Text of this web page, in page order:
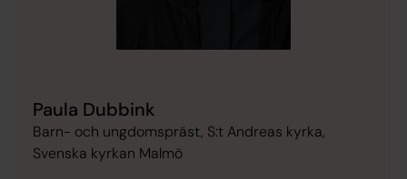
Paula Dubbink
Barn- och ungdomspräst, S:t Andreas kyrka,
Svenska kyrkan Malmö